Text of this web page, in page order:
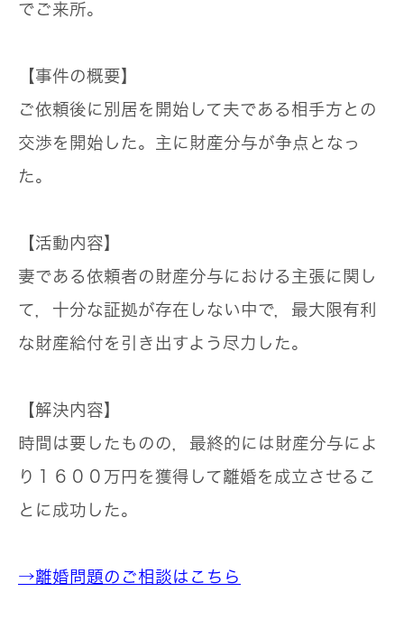
でご来所。
【事件の概要】
ご依頼後に別居を開始して夫である相手方との
交渉を開始した。主に財産分与が争点となっ
た。
【活動内容】
妻である依頼者の財産分与における主張に関し
て，十分な証拠が存在しない中で，最大限有利
な財産給付を引き出すよう尽力した。
【解決内容】
時間は要したものの，最終的には財産分与によ
り１６００万円を獲得して離婚を成立させるこ
とに成功した。
→離婚問題のご相談はこちら